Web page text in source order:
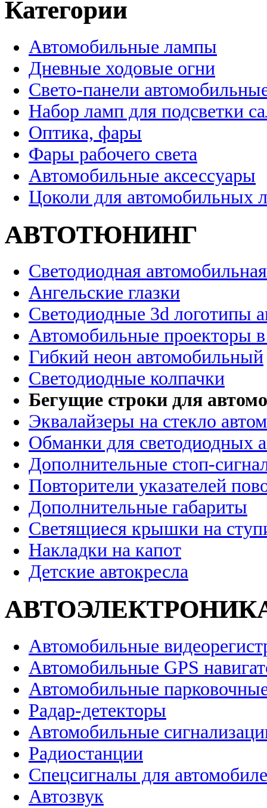
Категории
Автомобильные лампы
Дневные ходовые огни
Свето-панели
Набор ламп для подсветки
Оптика, фары
Фары рабочего света
Автомобильные аксессуары
Цоколи для автомобильных
АВТОТЮНИНГ
Светодиодная
Ангельские глазки
Светодиодные 3d логотипы
Автомобильные проекторы
Гибкий неон автомобильный
Светодиодные колпачки
Бегущие строки для
Эквалайзеры на стекло
Обманки для светодиодных
Дополнительные стоп-
Повторители указателей
Дополнительные габариты
Светящиеся крышки на
Накладки на капот
Детские автокресла
Автомобильные
Автомобильные GPS
Автомобильные
Радар-детекторы
Автомобильные
Радиостанции
Спецсигналы для
Автозвук